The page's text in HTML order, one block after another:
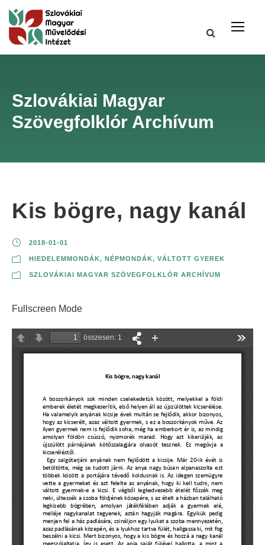
Szlovákiai Magyar
Szövegfolklór Archívum
Kis bögre, nagy kanál
2018-01-01
HIEDELEMMONDÁK, NÉPMONDÁK, VÁLTOTT GYEREK
SZLOVÁKIAI MAGYAR SZÖVEGFOLKLÓR ARCHÍVUM
Fullscreen Mode